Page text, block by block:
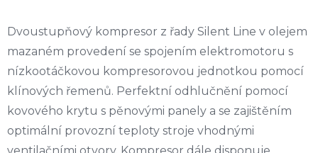
Dvoustupňový kompresor z řady Silent Line v olejem
mazaném provedení se spojením elektromotoru s
nízkootáčkovou kompresorovou jednotkou pomocí
klínových řemenů. Perfektní odhlučnění pomocí
kovového krytu s pěnovými panely a se zajištěním
optimální provozní teploty stroje vhodnými